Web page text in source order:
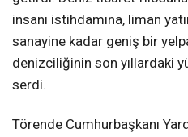
insanı istihdamına, liman
sanayine kadar geniş bir
denizciliğinin son yıllardaki
serdi.
Törende Cumhurbaşkanı